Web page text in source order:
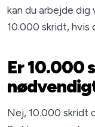
kan du arbejde
10.000 skridt, hvis
Er 10.000
Nej, 10.000 skridt